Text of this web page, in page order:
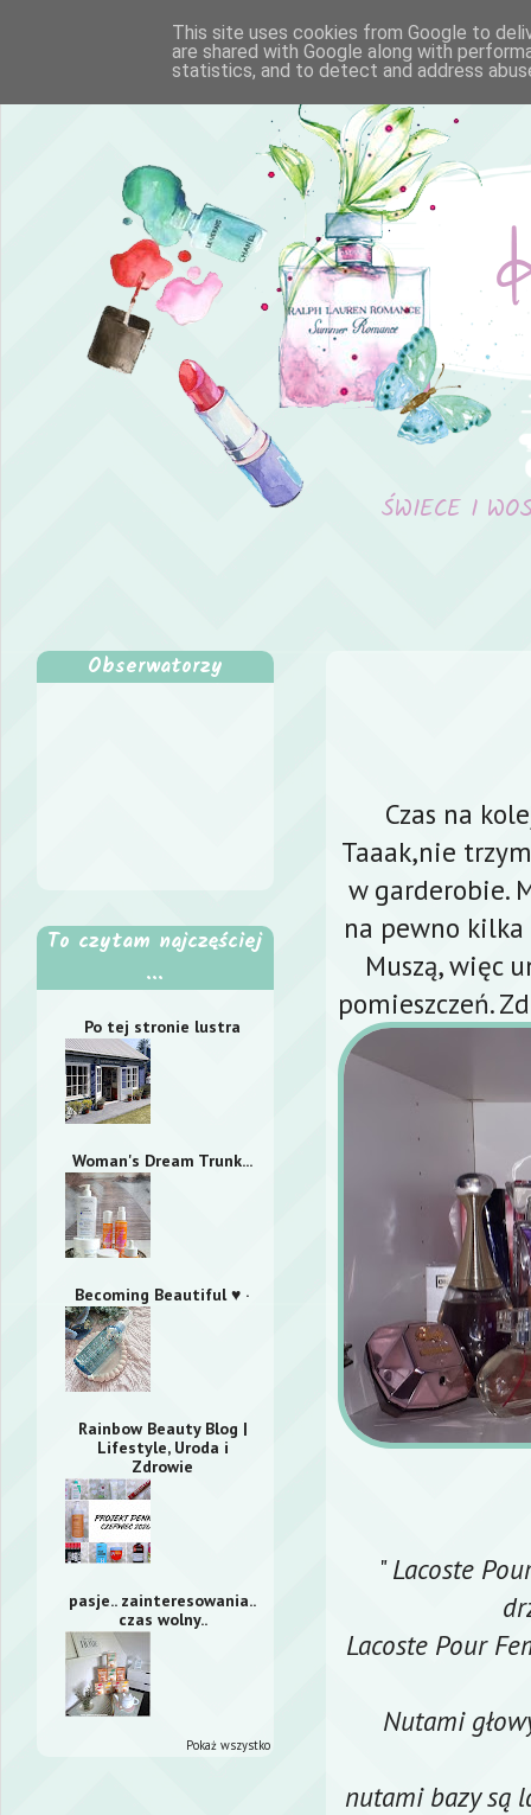
ŚWIECE I
Czas na
Taaak,nie
w garderobie.
na pewno
Muszą, więc
pomieszczeń.
"Lacoste
Lacoste Pour
Nutami
nutami bazy są
Obserwatorzy
To czytam najczęściej
...
Po tej stronie lustra
Woman's Dream Trunk...
Becoming Beautiful ♥ ·
Rainbow Beauty Blog |
Lifestyle, Uroda i
Zdrowie
pasje.. zainteresowania..
czas wolny..
Pokaż wszystko
This site uses cookies from Google to
are shared with Google along with
statistics, and to detect and address